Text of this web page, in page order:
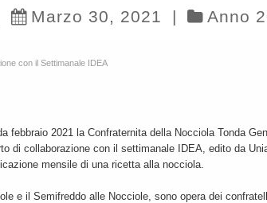
Marzo 30, 2021 | Anno
con il Settimanale IDEA
febbraio 2021 la Confraternita della Nocciola Tonda
di collaborazione con il settimanale IDEA, edito da
mensile di una ricetta alla nocciola.
e il Semifreddo alle Nocciole, sono opera dei